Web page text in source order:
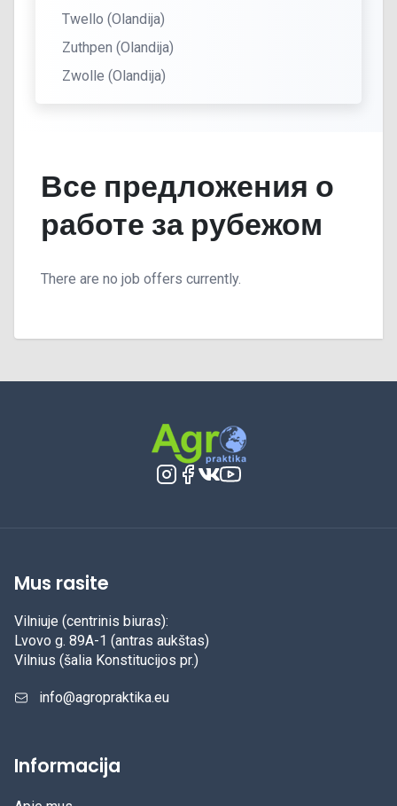
Twello (Olandija)
Zuthpen (Olandija)
Zwolle (Olandija)
Все предложения о
работе за рубежом
There are no job offers currently.
Mus rasite
Vilniuje (centrinis biuras):
Lvovo g. 89A-1 (antras aukštas)
Vilnius (šalia Konstitucijos pr.)
info@agropraktika.eu
Informacija